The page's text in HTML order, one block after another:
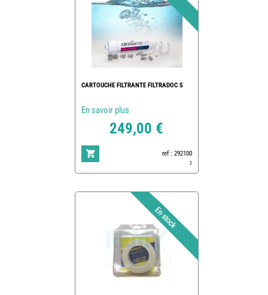
CARTOUCHE FILTRANTE FILTRADOC S
En savoir plus
249,00 €
ref : 292100
2